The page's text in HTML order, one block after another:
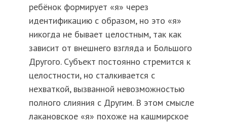
ребёнок формирует «я» через
идентификацию с образом, но это «я»
никогда не бывает целостным, так как
зависит от внешнего взгляда и Большого
Другого. Субъект постоянно стремится к
целостности, но сталкивается с
нехваткой, вызванной невозможностью
полного слияния с Другим. В этом смысле
лакановское «я» похоже на кашмирское